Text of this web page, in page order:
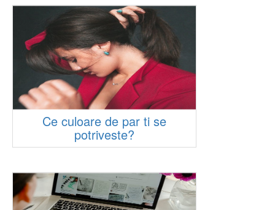
Ce culoare de par ti se
potriveste?